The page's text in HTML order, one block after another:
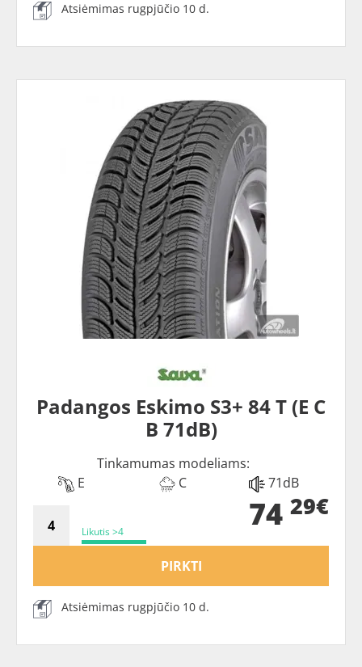
Atsiėmimas rugpjūčio 10 d.
Padangos Eskimo S3+ 84 T (E C
B 71dB)
Tinkamumas modeliams:
E
C 71dB
Likutis >4 74 29€
PIRKTI
Atsiėmimas rugpjūčio 10 d.